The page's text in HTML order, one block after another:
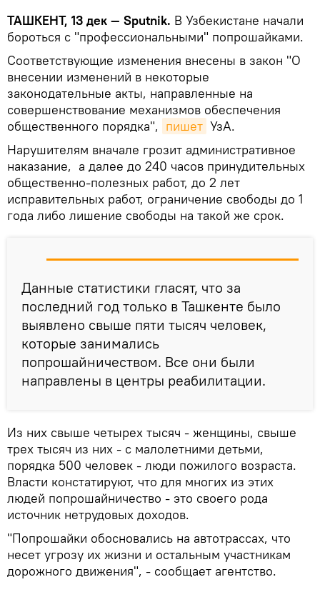
ТАШКЕНТ, 13 дек — Sputnik. В Узбекистане начали
бороться с "профессиональными" попрошайками.
Соответствующие изменения внесены в закон "О
внесении изменений в некоторые
законодательные акты, направленные на
совершенствование механизмов обеспечения
общественного порядка", пишет УзА.
Нарушителям вначале грозит административное
наказание, а далее до 240 часов принудительных
общественно-полезных работ, до 2 лет
исправительных работ, ограничение свободы до 1
года либо лишение свободы на такой же срок.
Данные статистики гласят, что за
последний год только в Ташкенте было
выявлено свыше пяти тысяч человек,
которые занимались
попрошайничеством. Все они были
направлены в центры реабилитации.
Из них свыше четырех тысяч - женщины, свыше
трех тысяч из них - с малолетними детьми,
порядка 500 человек - люди пожилого возраста.
Власти констатируют, что для многих из этих
людей попрошайничество - это своего рода
источник нетрудовых доходов.
"Попрошайки обосновались на автотрассах, что
несет угрозу их жизни и остальным участникам
дорожного движения", - сообщает агентство.